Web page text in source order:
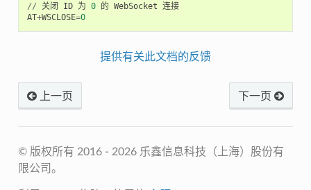
// 关闭 ID 为 0 的 WebSocket 连接
AT+WSCLOSE=0
提供有关此文档的反馈
上一页 下一页
© 版权所有 2016 - 2026 乐鑫信息科技（上海）股份有
限公司。